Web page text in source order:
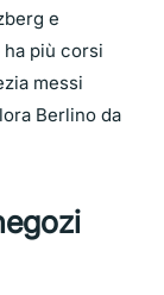
e
più corsi
messi
Berlino da